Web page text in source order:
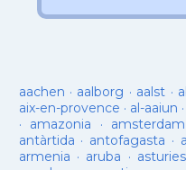
aachen · aalborg · aalst ·
aix-en-provence · al-aaiun ·
· amazonia · amsterdam
antàrtida · antofagasta ·
armenia · aruba · asturies